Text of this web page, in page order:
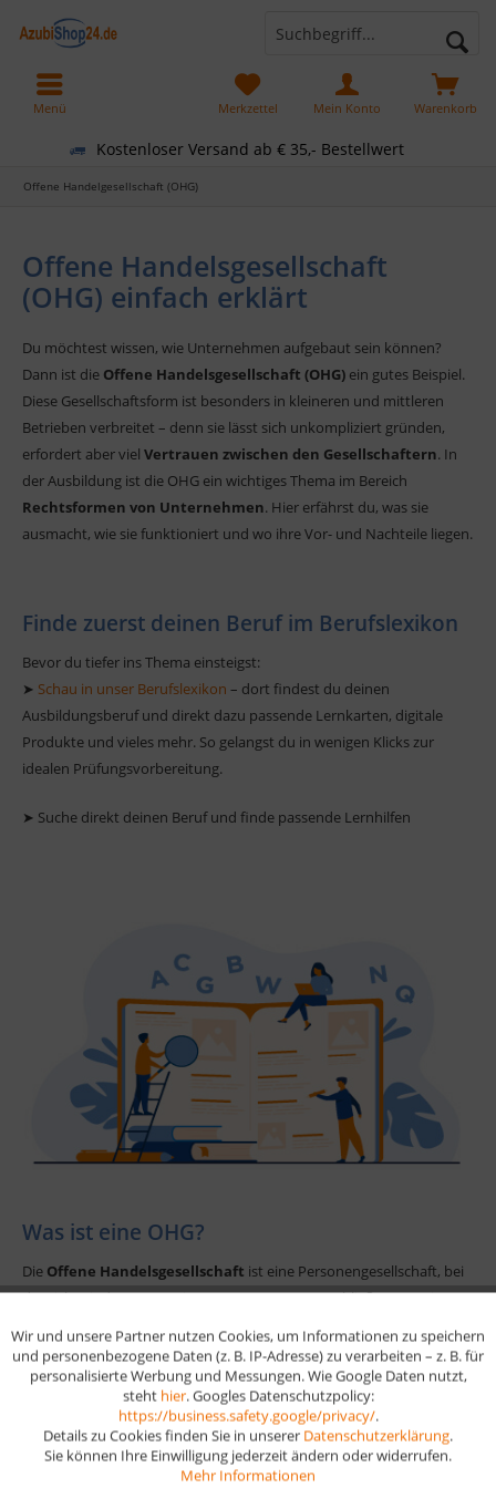
Kostenloser Versand ab € 35,- Bestellwert
Warenkorb
Merkzettel Mein Konto
Menü
Offene Handelgesellschaft (OHG)
Offene Handelsgesellschaft
(OHG) einfach erklärt
Du möchtest wissen, wie Unternehmen aufgebaut sein können?
Dann ist die Offene Handelsgesellschaft (OHG) ein gutes Beispiel.
Diese Gesellschaftsform ist besonders in kleineren und mittleren
Betrieben verbreitet – denn sie lässt sich unkompliziert gründen,
erfordert aber viel Vertrauen zwischen den Gesellschaftern. In
der Ausbildung ist die OHG ein wichtiges Thema im Bereich
Rechtsformen von Unternehmen. Hier erfährst du, was sie
ausmacht, wie sie funktioniert und wo ihre Vor- und Nachteile liegen.
Finde zuerst deinen Beruf im Berufslexikon
Bevor du tiefer ins Thema einsteigst:
➤ Schau in unser Berufslexikon – dort findest du deinen
Ausbildungsberuf und direkt dazu passende Lernkarten, digitale
Produkte und vieles mehr. So gelangst du in wenigen Klicks zur
idealen Prüfungsvorbereitung.
➤ Suche direkt deinen Beruf und finde passende Lernhilfen
Was ist eine OHG?
Die Offene Handelsgesellschaft ist eine Personengesellschaft, bei
der sich mindestens zwei Personen zusammenschließen, um ein
unbeschränkt, unmittelbar und solidarischmit ihrem gesamten
Privatvermögen. Eine OHG entsteht durch einen
Gesellschaftsvertrag und muss ins Handelsregister eingetragen
werden.
Funktionale Aktiv
Aktiv
Wir und unsere Partner nutzen Cookies, um Informationen zu speichern
und personenbezogene Daten (z. B. IP-Adresse) zu verarbeiten – z. B. für
personalisierte Werbung und Messungen. Wie Google Daten nutzt,
steht hier. Googles Datenschutzpolicy:
https://business.safety.google/privacy/.
Details zu Cookies finden Sie in unserer Datenschutzerklärung.
Sie können Ihre Einwilligung jederzeit ändern oder widerrufen.
Mehr Informationen